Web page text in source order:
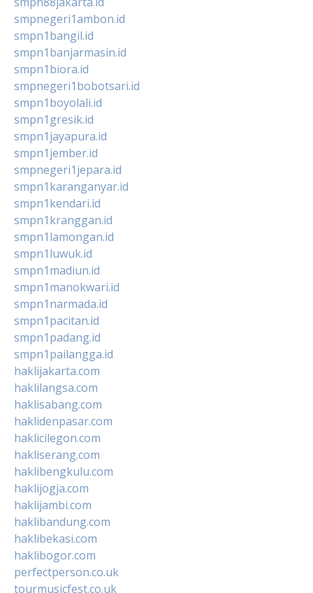
smpnegeri1ambon.id
smpn1bangil.id
smpn1banjarmasin.id
smpn1biora.id
smpnegeri1bobotsari.id
smpn1boyolali.id
smpn1gresik.id
smpn1jayapura.id
smpn1jember.id
smpnegeri1jepara.id
smpn1karanganyar.id
smpn1kendari.id
smpn1kranggan.id
smpn1lamongan.id
smpn1luwuk.id
smpn1madiun.id
smpn1manokwari.id
smpn1narmada.id
smpn1pacitan.id
smpn1padang.id
smpn1pailangga.id
haklijakarta.com
haklilangsa.com
haklisabang.com
haklidenpasar.com
haklicilegon.com
hakliserang.com
haklibengkulu.com
haklijogja.com
haklijambi.com
haklibandung.com
haklibekasi.com
haklibogor.com
perfectperson.co.uk
tourmusicfest.co.uk